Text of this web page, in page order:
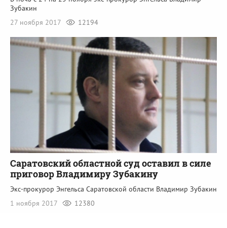
Зубакин
27 ноября 2017
12194
Саратовский областной суд оставил в силе
приговор Владимиру Зубакину
Экс-прокурор Энгельса Саратовской области Владимир Зубакин
1 ноября 2017
12380